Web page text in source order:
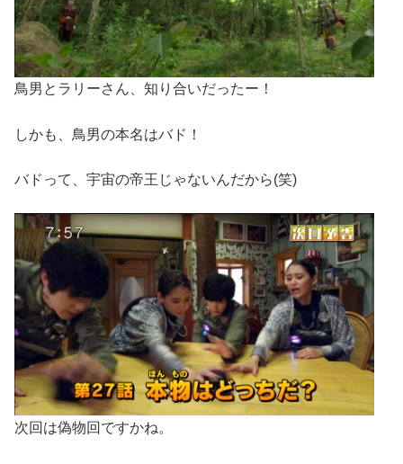
鳥男とラリーさん、知り合いだったー！
しかも、鳥男の本名はバド！
バドって、宇宙の帝王じゃないんだから(笑)
次回は偽物回ですかね。